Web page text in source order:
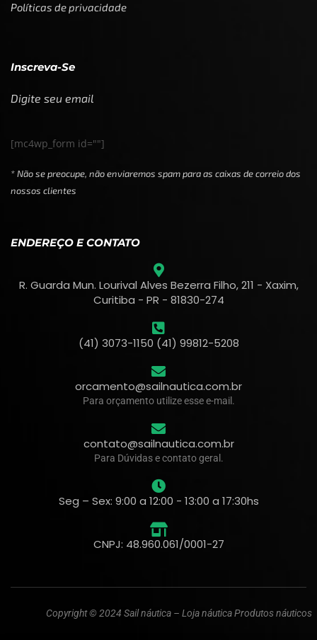
Políticas de privacidade
Inscreva-Se
Digite seu email
[mc4wp_form id=""]
* Não se preocupe, não enviaremos spam para as caixas de correio dos
nossos clientes
ENDEREÇO E CONTATO
R. Guarda Mun. Lourival Alves Bezerra Filho, 211 - Xaxim,
Curitiba - PR - 81830-274
(41) 3073-1150 (41) 99812-5208
orcamento@sailnautica.com.br
Para orçamento utilize esse e-mail.
contato@sailnautica.com.br
Para Dúvidas e contato geral.
Seg – Sex: 9:00 a 12:00 - 13:00 a 17:30hs
CNPJ: 48.960.061/0001-27
Copyright © 2024 Sail náutica – Loja náutica Produtos náuticos